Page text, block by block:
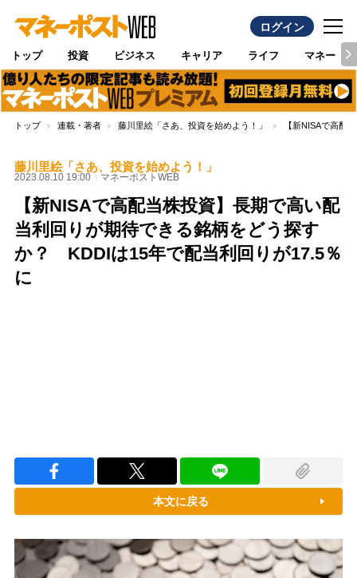
ログイン
トップ 投資 ビジネス キャリア ライフ マネー
トップ 連載・著者 藤川里絵「さあ、投資を始めよう！」 【新NISAで高配
藤川里絵「さあ、投資を始めよう！」
2023.08.10 19:00 マネーポストWEB
【新NISAで高配当株投資】長期で高い配
当利回りが期待できる銘柄をどう探す
か？ KDDIは15年で配当利回りが17.5％
に
本文に戻る